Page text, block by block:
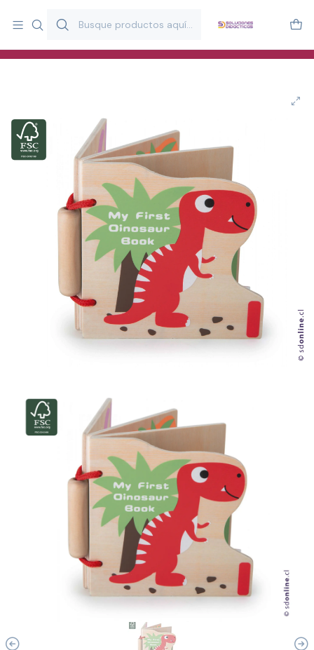
y estimulación infantil en Chile.
Especialistas en recursos educativos para aulas, terapeutas y